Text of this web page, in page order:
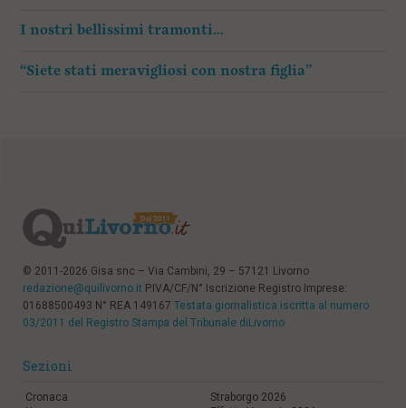
I nostri bellissimi tramonti…
“Siete stati meravigliosi con nostra figlia”
© 2011-2026 Gisa snc – Via Cambini, 29 – 57121 Livorno
redazione@quilivorno.it P.IVA/CF/N° Iscrizione Registro Imprese:
01688500493 N° REA 149167 Testata giornalistica iscritta al numero
03/2011 del Registro Stampa del Tribunale diLivorno
Sezioni
Cronaca
Straborgo 2026